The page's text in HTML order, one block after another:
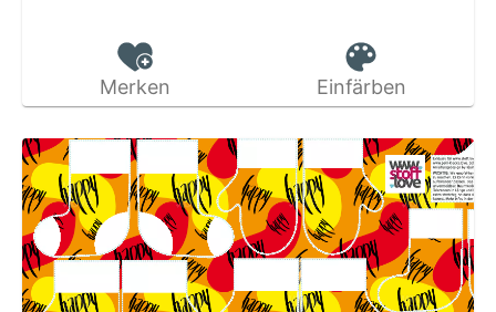
Merken Einfärben